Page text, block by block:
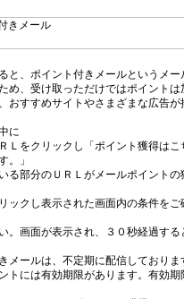
きメール
と、ポイント付きメールというメー
め、受け取っただけではポイントは
おすすめサイトやさまざまな広告が
に
Ｌをクリックし「ポイント獲得は
。」
る部分のＵＲＬがメールポイントの
ックし表示された画面内の条件を
。画面が表示され、３０秒経過す
メールは、不定期に配信しておりま
トには有効期限があります。有効